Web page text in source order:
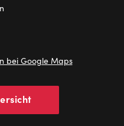
bei Google Maps